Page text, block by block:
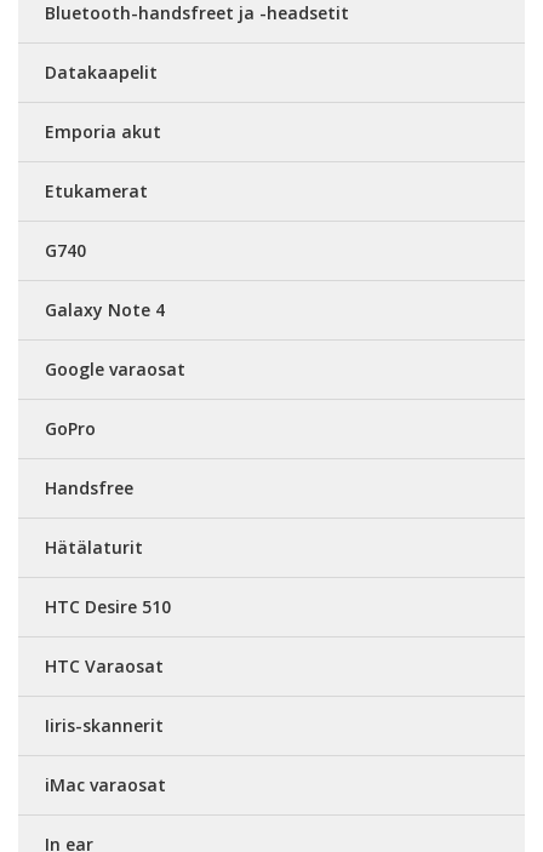
Bluetooth-handsfreet ja -headsetit
Datakaapelit
Emporia akut
Etukamerat
G740
Galaxy Note 4
Google varaosat
GoPro
Handsfree
Hätälaturit
HTC Desire 510
HTC Varaosat
Iiris-skannerit
iMac varaosat
In ear